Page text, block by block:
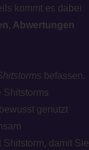
kommt es dabei
Abwertungen
befassen.
Shitstorms
genutzt
Shitstorm, damit Sie